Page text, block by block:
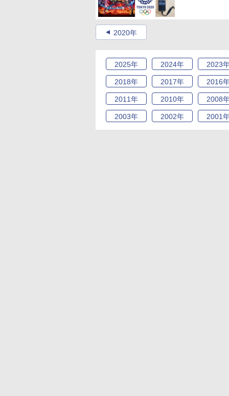
2020年
2025年 2024年 2023
2018年 2017年 2016
2011年 2010年 2008
2003年 2002年 2001